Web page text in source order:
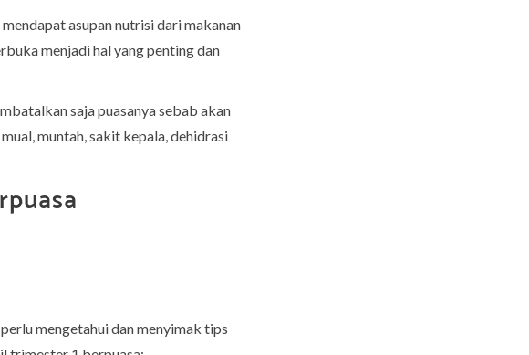
asupan nutrisi dari makanan
menjadi hal yang penting dan
saja puasanya sebab akan
muntah, sakit kepala, dehidrasi
mengetahui dan menyimak tips